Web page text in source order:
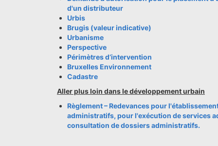
d'un distributeur
Urbis
Brugis (valeur indicative)
Urbanisme
Perspective
Périmètres d’intervention
Bruxelles Environnement
Cadastre
Aller plus loin dans le développement urbain
Règlement – Redevances pour
administratifs, pour l'exécution de services
consultation de dossiers administratifs.